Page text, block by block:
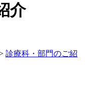
介
診療科・部門のご紹